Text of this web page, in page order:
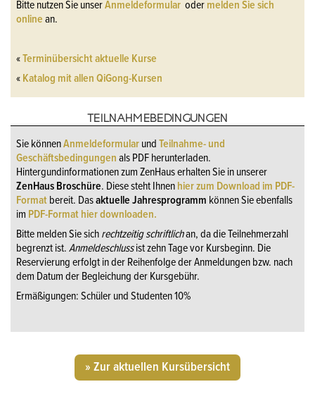
Bitte nutzen Sie unserAnmeldeformular odermelden Sie sich
onlinean.
«Terminübersicht aktuelle Kurse
«Katalog mit allen QiGong-Kursen
TEILNAHMEBEDINGUNGEN
Sie könnenAnmeldeformularundTeilnahme- und
Geschäftsbedingungenals PDF herunterladen.
Hintergundinformationen zum ZenHaus erhalten Sie in unserer
ZenHaus Broschüre. Diese steht Ihnenhier zum Download im PDF-
Formatbereit. Dasaktuelle Jahresprogramm können Sie ebenfalls
im PDF-Format hier downloaden.
Bitte melden Sie sichrechtzeitig schriftlichan, da die Teilnehmerzahl
begrenzt ist.Anmeldeschlussist zehn Tage vor Kursbeginn. Die
Reservierung erfolgt in der Reihenfolge der Anmeldungen bzw. nach
dem Datum der Begleichung der Kursgebühr.
Ermäßigungen: Schüler und Studenten 10%
» Zur aktuellen Kursübersicht